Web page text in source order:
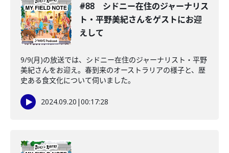
#88 シドニー在住のジャーナリス
ト・平野美紀さんをゲストにお迎
えして
9/9(月)の放送では、シドニー在住のジャーナリスト・平野
美紀さんをお迎え。春到来のオーストラリアの様子と、歴
史ある食文化について伺いました。
2024.09.20 |00:17:28